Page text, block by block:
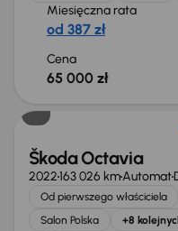
Miesięczna rata
od 387 zł
Cena
65 000 zł
Świeżo skupione
Škoda Octavia
2022163 026 kmAutomat
Od pierwszego właściciela
Salon Polska
+8